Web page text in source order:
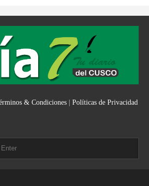
& Condiciones| Políticas de Privacidad